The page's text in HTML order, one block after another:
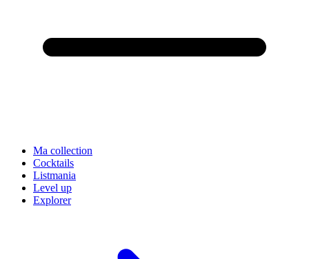
Ma collection
Cocktails
Listmania
Level up
Explorer